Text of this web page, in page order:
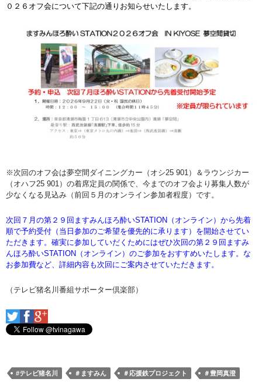
０２６オフ会について下記の通りお知らせいたします。
※次回のオフ会は夢空間ダイニングカー（オシ25 901）＆ラウンジカー
（オハフ25 901）の着席定員の関係で、今までのオフ会より募集人数が
少なくなる見込み（前回５月のオンライン参加者程度）です。
次回７月の第２９回ますみんほろ酔いSTATION（オンライン）から先着
順で予約受付（当日参加のご希望を優先的に承ります）を開始させてい
ただきます。確実に参加していだくためにはぜひ次回の第２９回ますみ
んほろ酔いSTATION（オンライン）のご参加をおすすめいたします。な
お参加費など、詳細内容も次回にご案内させていただきます。
（テレビ猪名川番組サポーター倶楽部）
#テレビ猪名川 ＃ますみん ＃応援鉄プロジェクト ＃豊岡真澄